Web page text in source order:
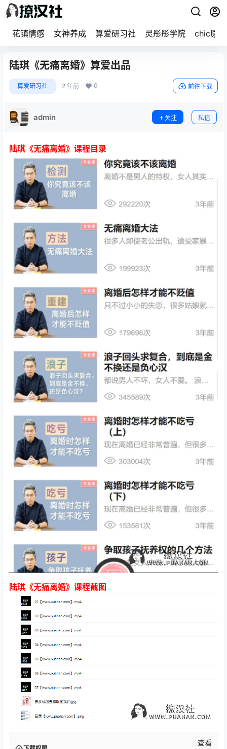
花镇情感 女神养成 算爱研习社 灵彤彤学院 chic原醉
陆琪《无痛离婚》算爱出品
算爱研习社 2 年前 0 前往下载
admin 关注 私信
陆琪《无痛离婚》课程目录
陆琪《无痛离婚》课程截图
查看